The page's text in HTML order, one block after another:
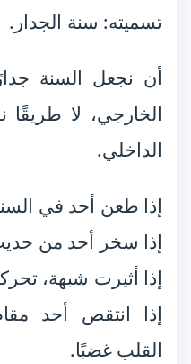
تسميته: سنة الجدار.
أن نجعل السنة
الخارجي، لا طريقًا
الداخلي.
إذا طعن أحد في
إذا سخر أحد من
إذا أثيرت شبهة،
إذا انتقص أحد
القلب غضبًا.